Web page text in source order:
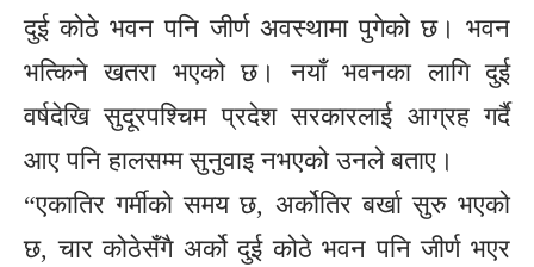
दुई कोठे भवन पनि जीर्ण अवस्थामा पुगेको छ। भवन
भत्किने खतरा भएको छ। नयाँ भवनका लागि दुई
वर्षदेखि सुदूरपश्चिम प्रदेश सरकारलाई आग्रह गर्दै
आए पनि हालसम्म सुनुवाइ नभएको उनले बताए।
“एकातिर गर्मीको समय छ, अर्कोतिर बर्खा सुरु भएको
छ, चार कोठेसँगै अर्को दुई कोठे भवन पनि जीर्ण भएर